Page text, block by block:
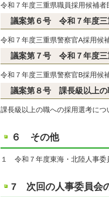
令和７年度三重県職員採用候補者
議案第６号 令和７年度三
令和７年度三重県警察官A採用候
議案第７号 令和７年度三
令和７年度三重県警察官B採用候
議案第８号 課長級以上の
課長級以上の職への採用選考につ
６ その他
１ 令和７年度東海・北陸人事委
7 次回の人事委員会